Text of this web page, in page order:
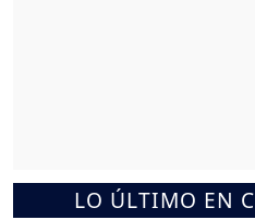
LO ÚLTIMO EN